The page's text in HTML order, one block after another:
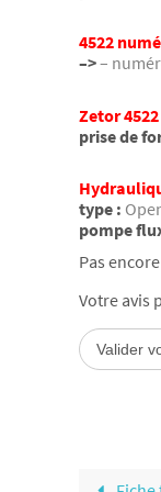
4522
–>–
Zetor
prise de
type :
pompe
Pas
Votre avis